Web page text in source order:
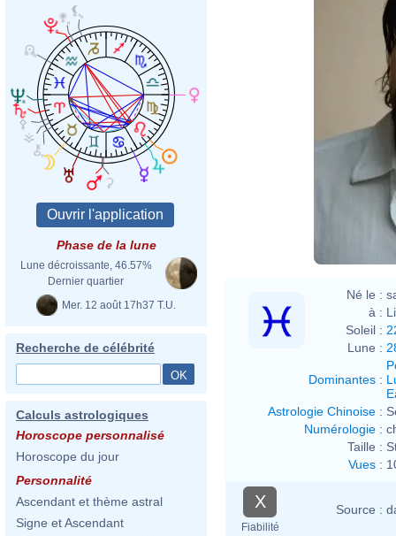
Phase de la lune
Lune décroissante, 46.57%
Dernier quartier
Mer. 12 août 17h37 T.U.
Recherche de célébrité
Calculs astrologiques
Horoscope personnalisé
Horoscope du jour
Personnalité
Ascendant et thème astral
Signe et Ascendant
Né le :
à :
Soleil :
Lune :
Dominantes :
Astrologie Chinoise :
Numérologie :
Taille :
Vues :
X
Fiabilité
Source :